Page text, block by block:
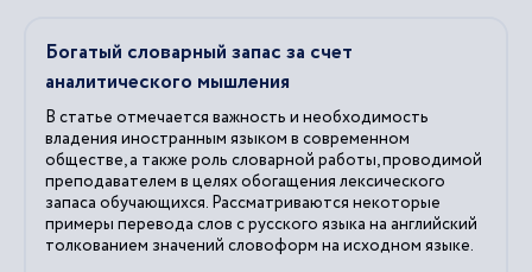
Богатый словарный запас за счет
аналитического мышления
В статье отмечается важность и необходимость
владения иностранным языком в современном
обществе, а также роль словарной работы, проводимой
преподавателем в целях обогащения лексического
запаса обучающихся. Рассматриваются некоторые
примеры перевода слов с русского языка на английский
толкованием значений словоформ на исходном языке.